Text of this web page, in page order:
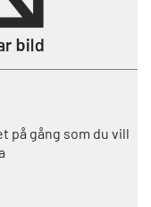
på gång som du vill